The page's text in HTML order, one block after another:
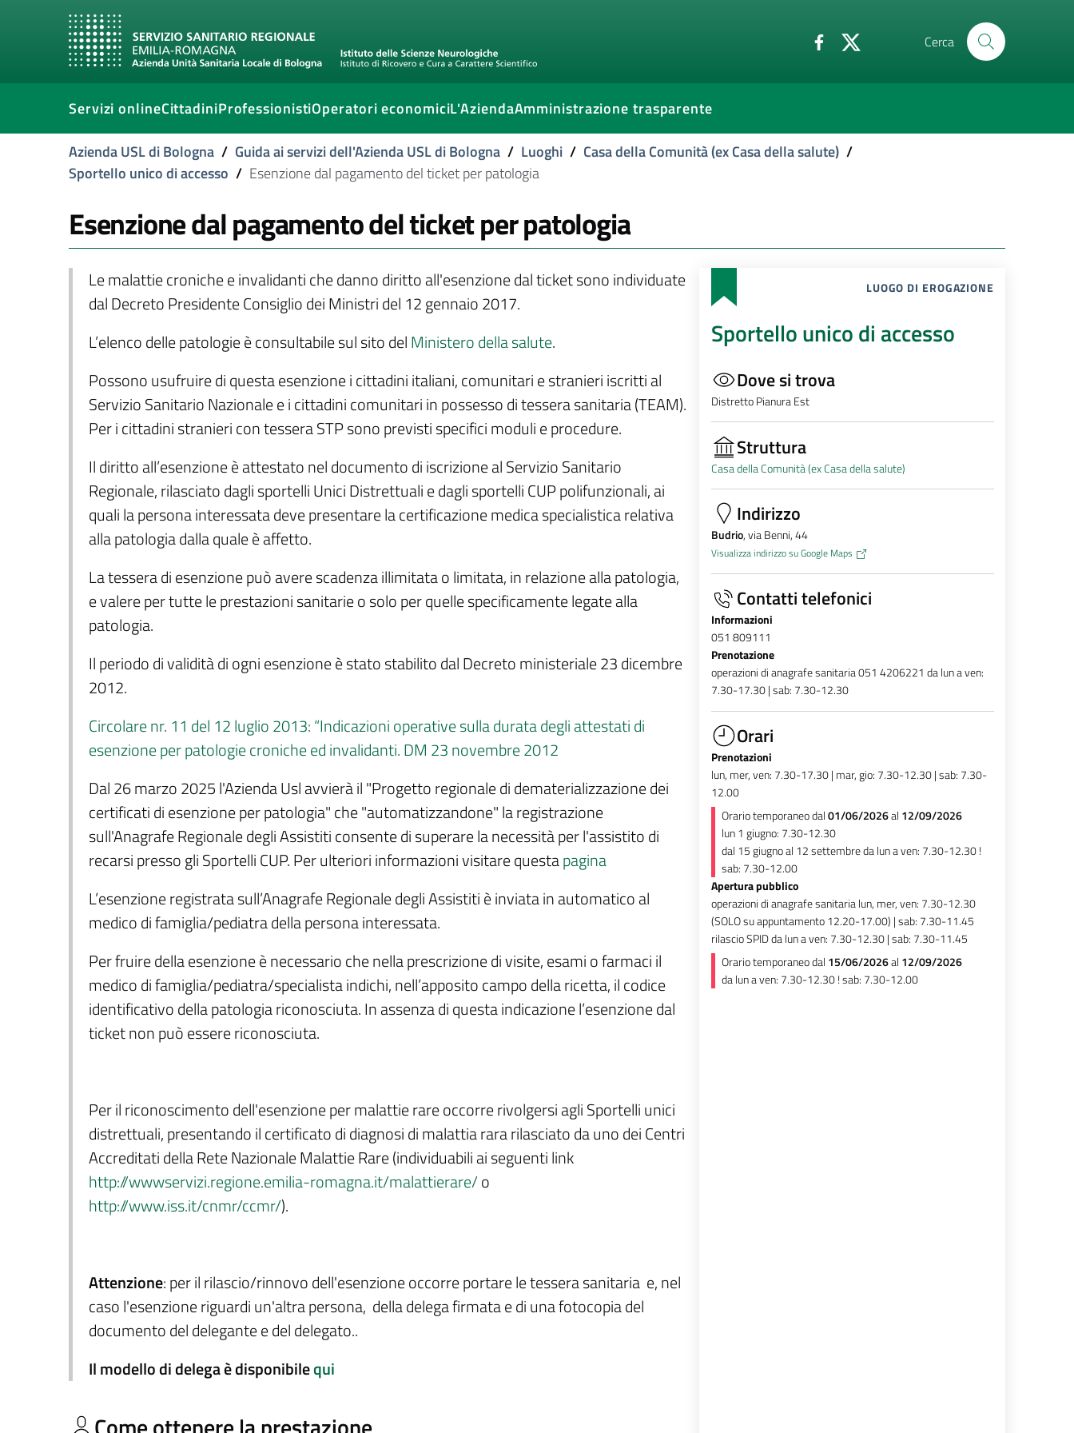
Cerca
Servizi onlineCittadiniProfessionistiOperatori economiciL'AziendaAmministrazione trasparente
Azienda USL di Bologna / Guida ai servizi dell'Azienda USL di Bologna / Luoghi / Casa della Comunità (ex Casa della salute) /
Sportello unico di accesso / Esenzione dal pagamento del ticket per patologia
Esenzione dal pagamento del ticket per patologia
Le malattie croniche e invalidanti che danno diritto all'esenzione dal ticket sono individuate
dal Decreto Presidente Consiglio dei Ministri del 12 gennaio 2017.
L’elenco delle patologie è consultabile sul sito del Ministero della salute.
Possono usufruire di questa esenzione i cittadini italiani, comunitari e stranieri iscritti al
Servizio Sanitario Nazionale e i cittadini comunitari in possesso di tessera sanitaria (TEAM).
Per i cittadini stranieri con tessera STP sono previsti specifici moduli e procedure.
Il diritto all’esenzione è attestato nel documento di iscrizione al Servizio Sanitario
Regionale, rilasciato dagli sportelli Unici Distrettuali e dagli sportelli CUP polifunzionali, ai
quali la persona interessata deve presentare la certificazione medica specialistica relativa
alla patologia dalla quale è affetto.
La tessera di esenzione può avere scadenza illimitata o limitata, in relazione alla patologia,
e valere per tutte le prestazioni sanitarie o solo per quelle specificamente legate alla
patologia.
Il periodo di validità di ogni esenzione è stato stabilito dal Decreto ministeriale 23 dicembre
2012.
Circolare nr. 11 del 12 luglio 2013: “Indicazioni operative sulla durata degli attestati di
esenzione per patologie croniche ed invalidanti. DM 23 novembre 2012
Dal 26 marzo 2025 l'Azienda Usl avvierà il "Progetto regionale di dematerializzazione dei
certificati di esenzione per patologia" che "automatizzandone" la registrazione
sull'Anagrafe Regionale degli Assistiti consente di superare la necessità per l'assistito di
recarsi presso gli Sportelli CUP. Per ulteriori informazioni visitare questapagina
L’esenzione registrata sull’Anagrafe Regionale degli Assistiti è inviata in automatico al
medico di famiglia/pediatra della persona interessata.
Per fruire della esenzione è necessario che nella prescrizione di visite, esami o farmaci il
medico di famiglia/pediatra/specialista indichi, nell’apposito campo della ricetta, il codice
identificativo della patologia riconosciuta. In assenza di questa indicazione l’esenzione dal
ticket non può essere riconosciuta.
Per il riconoscimento dell'esenzione per malattie rare occorre rivolgersi agli Sportelli unici
distrettuali, presentando il certificato di diagnosi di malattia rara rilasciato da uno dei Centri
Accreditati della Rete Nazionale Malattie Rare (individuabili ai seguenti link
http://wwwservizi.regione.emilia-romagna.it/malattierare/o
http://www.iss.it/cnmr/ccmr/).
Attenzione: per il rilascio/rinnovo dell'esenzione occorre portare le tessera sanitaria e, nel
caso l'esenzione riguardi un'altra persona, della delega firmata e di una fotocopia del
documento del delegante e del delegato..
Il modello di delega è disponibilequi
LUOGO DI EROGAZIONE
Sportello unico di accesso
Dove si trova
Distretto Pianura Est
Struttura
Casa della Comunità (ex Casa della salute)
Indirizzo
Budrio, via Benni, 44
Visualizza indirizzo su Google Maps
Contatti telefonici
Informazioni
051 809111
Prenotazione
operazioni di anagrafe sanitaria 051 4206221 da lun a ven:
7.30-17.30 | sab: 7.30-12.30
Orari
Prenotazioni
lun, mer, ven: 7.30-17.30 | mar, gio: 7.30-12.30 | sab: 7.30-
12.00
Orario temporaneo dal01/06/2026al 12/09/2026
lun 1 giugno: 7.30-12.30
dal 15 giugno al 12 settembre da lun a ven: 7.30-12.30 !
sab: 7.30-12.00
Apertura pubblico
operazioni di anagrafe sanitaria lun, mer, ven: 7.30-12.30
(SOLO su appuntamento 12.20-17.00) | sab: 7.30-11.45
rilascio SPID da lun a ven: 7.30-12.30 | sab: 7.30-11.45
Orario temporaneo dal 15/06/2026al 12/09/2026
da lun a ven: 7.30-12.30 ! sab: 7.30-12.00